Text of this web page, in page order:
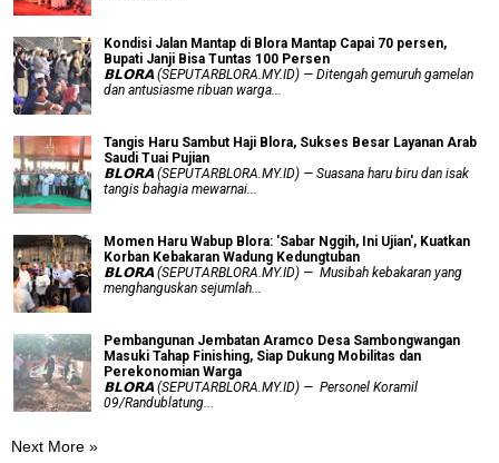
Kondisi Jalan Mantap di Blora Mantap Capai 70 persen,
Bupati Janji Bisa Tuntas 100 Persen
𝗕𝗟𝗢𝗥𝗔 (SEPUTARBLORA.MY.ID) — Ditengah gemuruh gamelan
dan antusiasme ribuan warga...
Tangis Haru Sambut Haji Blora, Sukses Besar Layanan Arab
Saudi Tuai Pujian
𝗕𝗟𝗢𝗥𝗔 (SEPUTARBLORA.MY.ID) — Suasana haru biru dan isak
tangis bahagia mewarnai...
Momen Haru Wabup Blora: ​'Sabar Nggih, Ini Ujian', Kuatkan
Korban Kebakaran Wadung Kedungtuban
𝗕𝗟𝗢𝗥𝗔 (SEPUTARBLORA.MY.ID) — Musibah kebakaran yang
menghanguskan sejumlah...
Pembangunan Jembatan Aramco Desa Sambongwangan
Masuki Tahap Finishing, Siap Dukung Mobilitas dan
Perekonomian Warga
𝗕𝗟𝗢𝗥𝗔 (SEPUTARBLORA.MY.ID) — Personel Koramil
09/Randublatung...
Next More »